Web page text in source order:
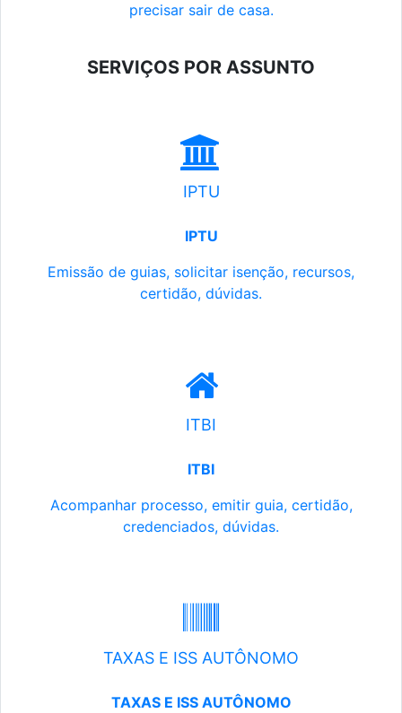
precisar sair de casa.
SERVIÇOS POR ASSUNTO
IPTU
IPTU
Emissão de guias, solicitar isenção, recursos,
certidão, dúvidas.
ITBI
ITBI
Acompanhar processo, emitir guia, certidão,
credenciados, dúvidas.
TAXAS E ISS AUTÔNOMO
TAXAS E ISS AUTÔNOMO